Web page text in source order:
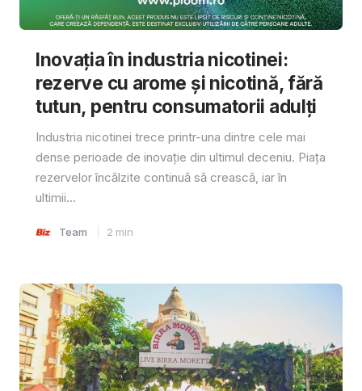
Inovația în industria nicotinei:
rezerve cu arome și nicotină, fără
tutun, pentru consumatorii adulți
Industria nicotinei trece printr-una dintre cele mai
dense perioade de inovație din ultimul deceniu. Piața
rezervelor încălzite continuă să crească, iar în
ultimii...
Team 2 min